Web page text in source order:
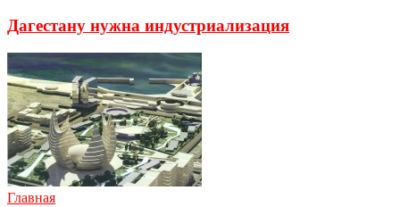
Дагестану нужна индустриализация
Главная